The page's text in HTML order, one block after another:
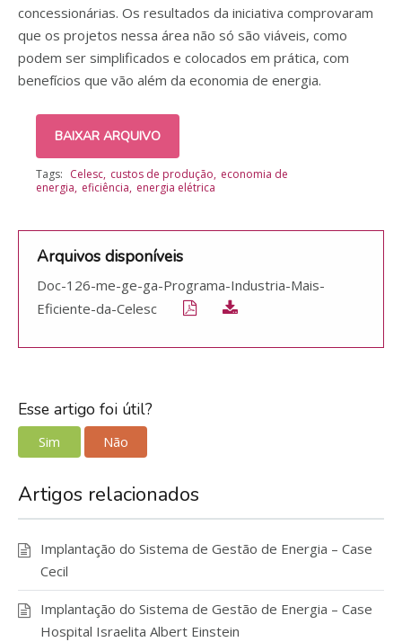
concessionárias. Os resultados da iniciativa comprovaram
que os projetos nessa área não só são viáveis, como
podem ser simplificados e colocados em prática, com
benefícios que vão além da economia de energia.
BAIXAR ARQUIVO
Tags: Celesc custos de produção economia de
energia eficiência energia elétrica
Arquivos disponíveis
Doc-126-me-ge-ga-Programa-Industria-Mais-
Eficiente-da-Celesc
Esse artigo foi útil?
Sim Não
Artigos relacionados
Implantação do Sistema de Gestão de Energia – Case
Cecil
Implantação do Sistema de Gestão de Energia – Case
Hospital Israelita Albert Einstein